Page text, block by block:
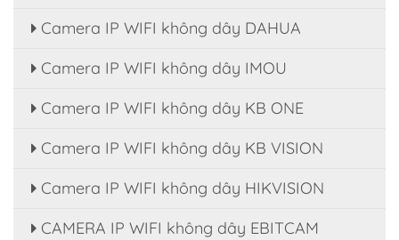
Camera IP WIFI không dây DAHUA
Camera IP WIFI không dây IMOU
Camera IP WIFI không dây KB ONE
Camera IP WIFI không dây KB VISION
Camera IP WIFI không dây HIKVISION
CAMERA IP WIFI không dây EBITCAM